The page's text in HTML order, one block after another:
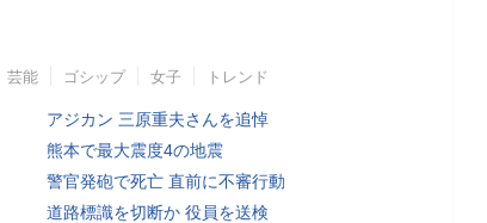
芸能 ゴシップ 女子 トレンド
アジカン 三原重夫さんを追悼
熊本で最大震度4の地震
警官発砲で死亡 直前に不審行動
道路標識を切断か 役員を送検